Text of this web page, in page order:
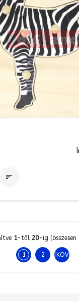

1-től 20-ig (összesen
1 2